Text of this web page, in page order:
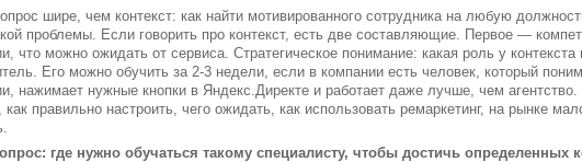
шире, чем контекст: как найти мотивированного сотрудника на любую
проблемы. Если говорить про контекст, есть две составляющие. Первое —
что можно ожидать от сервиса. Стратегическое понимание: какая роль у
Его можно обучить за 2-3 недели, если в компании есть человек, который
нажимает нужные кнопки в Яндекс.Директе и работает даже лучше, чем
как правильно настроить, чего ожидать, как использовать ремаркетинг, на рынке
где нужно обучаться такому специалисту, чтобы достичь определенных